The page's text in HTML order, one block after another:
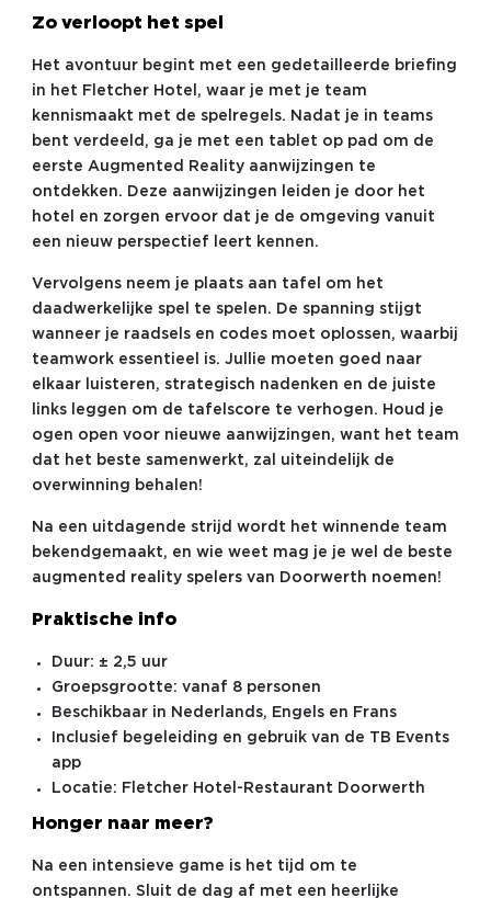
Zo verloopt het spel
Het avontuur begint met een gedetailleerde briefing
in het Fletcher Hotel, waar je met je team
kennismaakt met de spelregels. Nadat je in teams
bent verdeeld, ga je met een tablet op pad om de
eerste Augmented Reality aanwijzingen te
ontdekken. Deze aanwijzingen leiden je door het
hotel en zorgen ervoor dat je de omgeving vanuit
een nieuw perspectief leert kennen.
Vervolgens neem je plaats aan tafel om het
daadwerkelijke spel te spelen. De spanning stijgt
wanneer je raadsels en codes moet oplossen, waarbij
teamwork essentieel is. Jullie moeten goed naar
elkaar luisteren, strategisch nadenken en de juiste
links leggen om de tafelscore te verhogen. Houd je
ogen open voor nieuwe aanwijzingen, want het team
dat het beste samenwerkt, zal uiteindelijk de
overwinning behalen!
Na een uitdagende strijd wordt het winnende team
bekendgemaakt, en wie weet mag je je wel de beste
augmented reality spelers van Doorwerth noemen!
Praktische info
Duur: ± 2,5 uur
Groepsgrootte: vanaf 8 personen
Beschikbaar in Nederlands, Engels en Frans
Inclusief begeleiding en gebruik van de TB Events
app
Locatie: Fletcher Hotel-Restaurant Doorwerth
Honger naar meer?
Na een intensieve game is het tijd om te
ontspannen. Sluit de dag af met een heerlijke